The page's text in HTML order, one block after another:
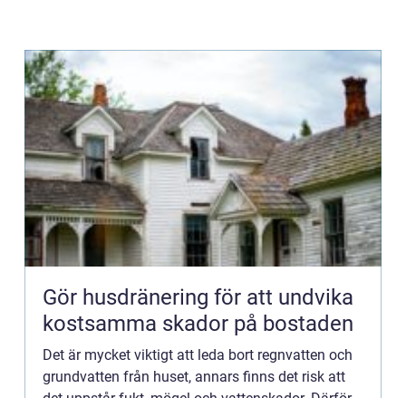
Gör husdränering för att undvika
kostsamma skador på bostaden
Det är mycket viktigt att leda bort regnvatten och
grundvatten från huset, annars finns det risk att